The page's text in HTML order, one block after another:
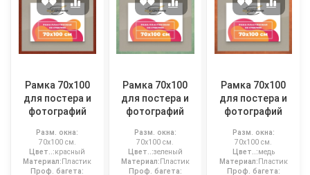
Рамка 70x100
для постера и
фотографий
Разм. окна:
70x100 см.
Цвет..:красный
Материал: Пластик
Проф. багета:
Рамка 70x100
для постера и
фотографий
Разм. окна:
70x100 см.
Цвет..:зеленый
Материал: Пластик
Проф. багета:
Рамка 70x100
для постера и
фотографий
Разм. окна:
70x100 см.
Цвет..:медь
Материал: Пластик
Проф. багета: